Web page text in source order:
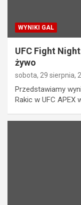
WYNIKI GAL
UFC Fight
żywo
sobota, 29 sierpnia,
Przedstawiamy
Rakic w UFC APEX